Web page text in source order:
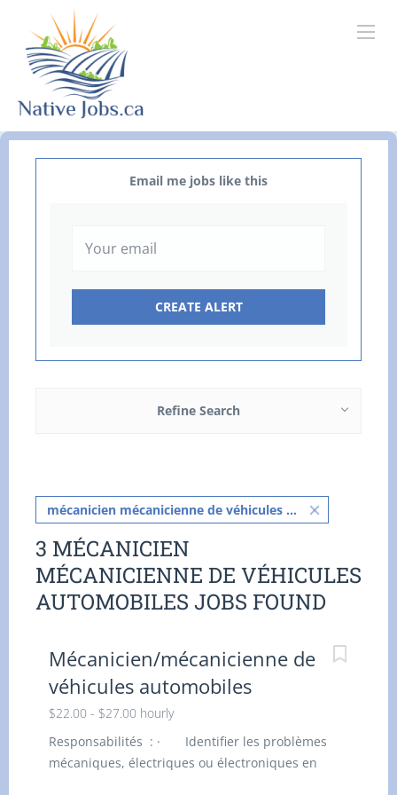
Email me jobs like this
Refine Search
mécanicien mécanicienne de véhicules automobiles
3 MÉCANICIEN
MÉCANICIENNE DE VÉHICULES
AUTOMOBILES JOBS FOUND
Mécanicien/mécanicienne de
véhicules automobiles
$22.00 - $27.00 hourly
Responsabilités : · Identifier les problèmes
mécaniques, électriques ou électroniques en